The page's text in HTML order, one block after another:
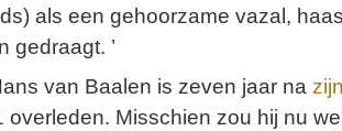
als een gehoorzame vazal,
gedraagt. ’
van Baalen is zeven jaar na
overleden. Misschien zou hij nu